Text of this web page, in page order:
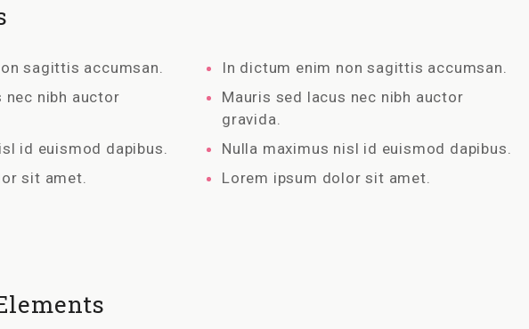
sagittis accumsan.
nec nibh auctor
id euismod dapibus.
sit amet.
In dictum enim non sagittis accumsan.
Mauris sed lacus nec nibh auctor
gravida.
Nulla maximus nisl id euismod dapibus.
Lorem ipsum dolor sit amet.